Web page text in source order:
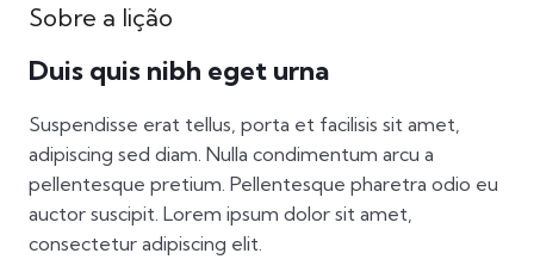
Sobre a lição
Duis quis nibh eget urna
Suspendisse erat tellus, porta et facilisis sit amet,
adipiscing sed diam. Nulla condimentum arcu a
pellentesque pretium. Pellentesque pharetra odio eu
auctor suscipit. Lorem ipsum dolor sit amet,
consectetur adipiscing elit.